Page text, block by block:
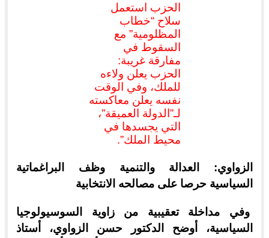
الحزب استعمل
سلاح “خطاب
المظلومية” مع
السقوط في
مفارقة غريبة:
الحزب يعلن ولاءه
للملك، وفي الوقت
نفسه يعلن معاكسته
لـ”الدولة العميقة”،
التي يجسدها في
محيط الملك”.
الزواوي: العدالة والتنمية وظف البراغماتية
السياسية حرصا على مصالحه الانتخابية
وفي مداخلة تعقيبية من زاوية السوسيولوجيا
السياسية، أوضح الدكتور حسن الزواوي، أستاذ